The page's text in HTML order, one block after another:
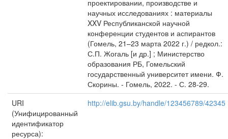
проектировании, производстве и
научных исследованиях : материалы
XXV Республиканской научной
конференции студентов и аспирантов
(Гомель, 21–23 марта 2022 г.) / редкол.:
С.П. Жогаль [и др.] ; Министерство
образования РБ, Гомельский
государственный университет имени. Ф.
Скорины. - Гомель, 2022. - С. 28-29.
URI
(Унифицированный
идентификатор
ресурса):
http://elib.gsu.by/handle/123456789/42345